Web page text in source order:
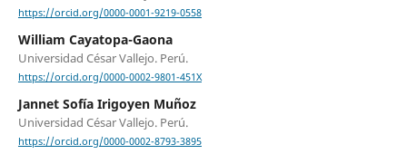
https://orcid.org/0000-0001-9219-0558
William Cayatopa-Gaona
Universidad César Vallejo. Perú.
https://orcid.org/0000-0002-9801-451X
Jannet Sofía Irigoyen Muñoz
Universidad César Vallejo. Perú.
https://orcid.org/0000-0002-8793-3895